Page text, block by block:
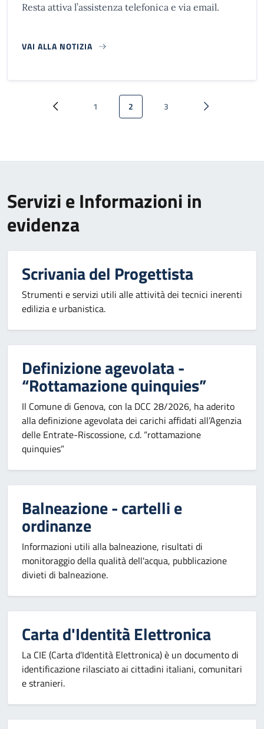
Resta attiva l’assistenza telefonica e via email.
VAI ALLA NOTIZIA
Paginazione
Pagina precedente
Pagina
1 Pagina attuale
2 Pagina
3 Pagina
Servizi e Informazioni in
evidenza
Scrivania del Progettista
Strumenti e servizi utili alle attività dei tecnici inerenti
edilizia e urbanistica.
Definizione agevolata -
“Rottamazione quinquies”
Il Comune di Genova, con la DCC 28/2026, ha aderito
alla definizione agevolata dei carichi affidati all’Agenzia
delle Entrate-Riscossione, c.d. “rottamazione
quinquies”
Balneazione - cartelli e
ordinanze
Informazioni utili alla balneazione, risultati di
monitoraggio della qualità dell'acqua, pubblicazione
divieti di balneazione.
Carta d'Identità Elettronica
La CIE (Carta d’Identità Elettronica) è un documento di
identificazione rilasciato ai cittadini italiani, comunitari
e stranieri.